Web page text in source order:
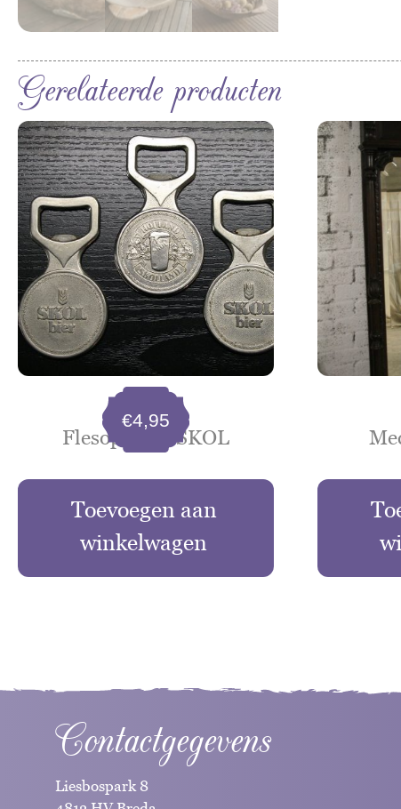
Gerelateerde producten
Flesopeners SKOL
€4,95
Toevoegen aan
winkelwagen
Contactgegevens
Liesbospark 8